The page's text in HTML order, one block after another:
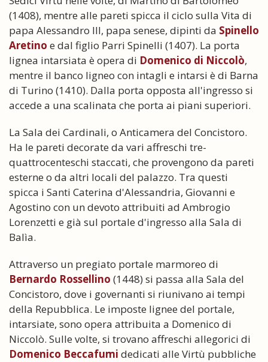
(1408), mentre alle pareti spicca il ciclo sulla Vita di
papa Alessandro III, papa senese, dipinti da Spinello
Aretino e dal figlio Parri Spinelli (1407). La porta
lignea intarsiata è opera di Domenico di Niccolò,
mentre il banco ligneo con intagli e intarsi è di Barna
di Turino (1410). Dalla porta opposta all'ingresso si
accede a una scalinata che porta ai piani superiori.
La Sala dei Cardinali, o Anticamera del Concistoro.
Ha le pareti decorate da vari affreschi tre-
quattrocenteschi staccati, che provengono da pareti
esterne o da altri locali del palazzo. Tra questi
spicca i Santi Caterina d'Alessandria, Giovanni e
Agostino con un devoto attribuiti ad Ambrogio
Lorenzetti e già sul portale d'ingresso alla Sala di
Balìa.
Attraverso un pregiato portale marmoreo di
Bernardo Rossellino (1448) si passa alla Sala del
Concistoro, dove i governanti si riunivano ai tempi
della Repubblica. Le imposte lignee del portale,
intarsiate, sono opera attribuita a Domenico di
Niccolò. Sulle volte, si trovano affreschi allegorici di
Domenico Beccafumi dedicati alle Virtù pubbliche